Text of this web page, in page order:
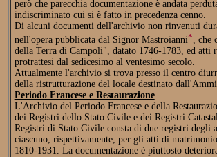
però che parecchia documentazione è andata
indiscriminato cui si è fatto in precedenza cenno.
Di alcuni documenti dell'archivio non rinvenuti
nell'opera pubblicata dal Signor Mastroianni*, che
della Terra di Campoli", datato 1746-1783, ed atti
protrattesi dal sedicesimo al ventesimo secolo.
Attualmente l'archivio si trova presso il centro
della ristrutturazione del locale destinato
Periodo Francese e Restaurazione
L'Archivio del Periodo Francese e della
dei Registri dello Stato Civile e dei Registri
Registri di Stato Civile consta di due registri degli
ciascuno, rispettivamente, per gli atti di
1810-1931. La documentazione è piuttosto